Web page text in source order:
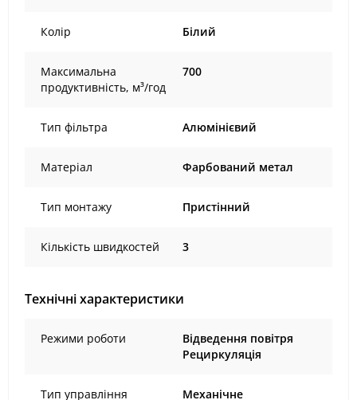
Колір Білий
Максимальна
продуктивність, м³/год
700
Тип фільтра Алюмінієвий
Матеріал Фарбований метал
Тип монтажу Пристінний
Кількість швидкостей 3
Технічні характеристики
Режими роботи
Відведення повітря
Рециркуляція
Тип управління Механічне